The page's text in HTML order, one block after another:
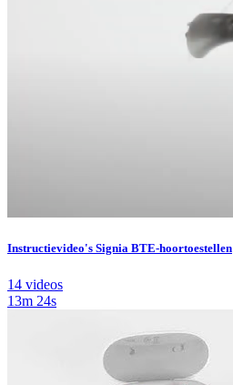
Instructievideo's Signia BTE-hoortoestellen
14 videos
13m 24s